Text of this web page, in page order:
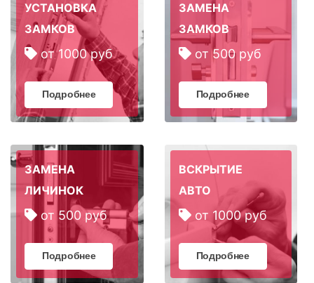
УСТАНОВКА
ЗАМКОВ
от 1000 руб
Подробнее
ЗАМЕНА
ЗАМКОВ
от 500 руб
Подробнее
ЗАМЕНА
ЛИЧИНОК
от 500 руб
Подробнее
ВСКРЫТИЕ
АВТО
от 1000 руб
Подробнее